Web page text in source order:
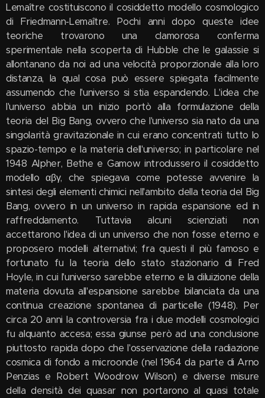
Lemaître costituiscono il cosiddetto modello cosmologico
di Friedmann-Lemaître. Pochi anni dopo queste idee
teoriche trovarono una clamorosa conferma
sperimentale nella scoperta di Hubble che le galassie si
allontanano da noi ad una velocità proporzionale alla loro
distanza, la qual cosa può essere spiegata facilmente
assumendo che l'universo si stia espandendo. L'idea che
l'universo abbia un inizio portò alla formulazione della
teoria del Big Bang, ovvero che l'universo sia nato da una
singolarità gravitazionale in cui erano concentrati tutto lo
spazio-tempo e la materia dell'universo; in particolare nel
1948 Alpher, Bethe e Gamow introdussero il cosiddetto
modello αβγ, che spiegava come potesse avvenire la
sintesi degli elementi chimici nell'ambito della teoria del Big
Bang, ovvero in un universo in rapida espansione ed in
raffreddamento. Tuttavia alcuni scienziati non
accettarono l'idea di un universo che non fosse eterno e
proposero modelli alternativi; fra questi il più famoso e
fortunato fu la teoria dello stato stazionario di Fred
Hoyle, in cui l'universo sarebbe eterno e la diluizione della
materia dovuta all'espansione sarebbe bilanciata da una
continua creazione spontanea di particelle (1948). Per
circa 20 anni la controversia fra i due modelli cosmologici
fu alquanto accesa; essa giunse però ad una conclusione
piuttosto rapida dopo che l'osservazione della radiazione
cosmica di fondo a microonde (nel 1964 da parte di Arno
Penzias e Robert Woodrow Wilson) e diverse misure
della densità dei quasar non portarono al quasi totale